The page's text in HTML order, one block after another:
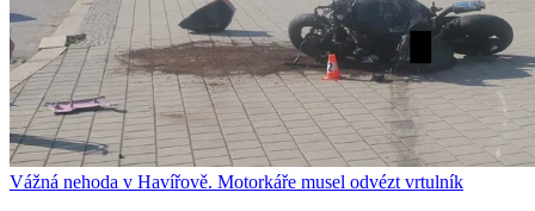
Vážná nehoda v Havířově. Motorkáře musel odvézt vrtulník